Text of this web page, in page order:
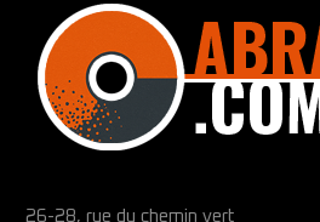
26-28, rue du chemin vert